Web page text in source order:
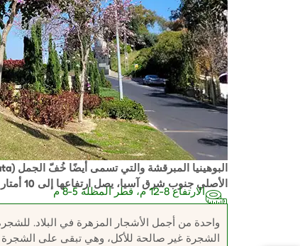
الأصلي جنوب شرق آسيا، يصل ارتفاعها إلى 10 أمتار مع مظلة مستديرة خلابة.
الارتفاع 8-12 م، قطر المظلة 5-8 م
واحدة من أجمل الأشجار المزهرة في البلاد.
الشجرة غير صالحة للأكل، وهي تبقى على